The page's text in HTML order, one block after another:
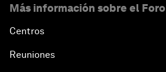
Más información sobre el Foro
Centros
Reuniones